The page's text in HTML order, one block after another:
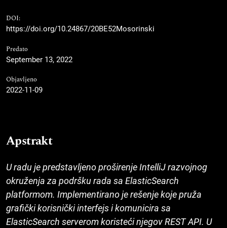
DOI:
https://doi.org/10.24867/20BE52Mosorinski
Predato
September 13, 2022
Objavljeno
2022-11-09
Apstrakt
U radu je predstavljeno proširenje IntelliJ razvojnog
okruženja za podršku rada sa ElasticSearch
platformom. Implementirano je rešenje koje pruža
grafički korisnički interfejs i komunicira sa
ElasticSearch serverom koristeći njegov REST API. U